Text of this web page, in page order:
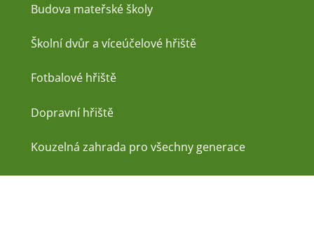
Budova mateřské školy
Školní dvůr a víceúčelové hřiště
Fotbalové hřiště
Dopravní hřiště
Kouzelná zahrada pro všechny generace